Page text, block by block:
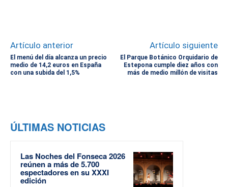
Artículo anterior
El menú del día alcanza un precio
medio de 14,2 euros en España
con una subida del 1,5%
Artículo siguiente
El Parque Botánico Orquidario de
Estepona cumple diez años con
más de medio millón de visitas
ÚLTIMAS NOTICIAS
Las Noches del Fonseca 2026
reúnen a más de 5.700
espectadores en su XXXI
edición